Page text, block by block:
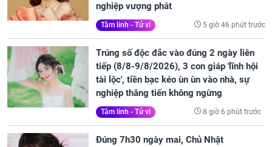
nghiệp vượng phát
Tâm linh - Tử vi 5 giờ 46 phút trước
Trúng số độc đắc vào đúng 2 ngày liên
tiếp (8/8-9/8/2026), 3 con giáp 'lĩnh hội
tài lộc', tiền bạc kéo ùn ùn vào nhà, sự
nghiệp thăng tiến không ngừng
Tâm linh - Tử vi 8 giờ 6 phút trước
Đúng 7h30 ngày mai, Chủ Nhật